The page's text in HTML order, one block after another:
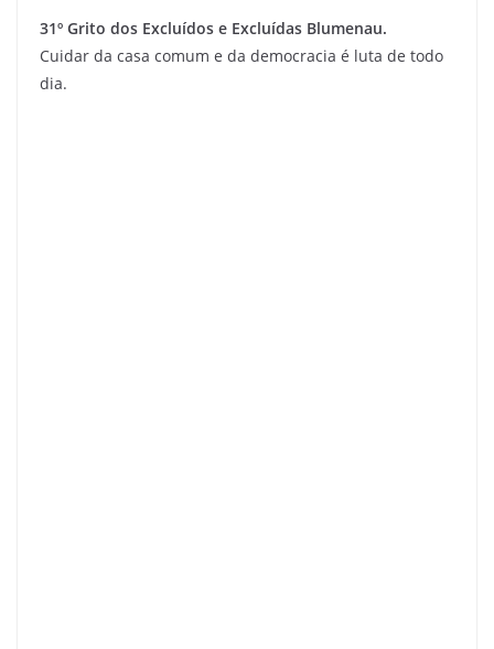
31º Grito dos Excluídos e Excluídas Blumenau.
Cuidar da casa comum e da democracia é luta de todo
dia.